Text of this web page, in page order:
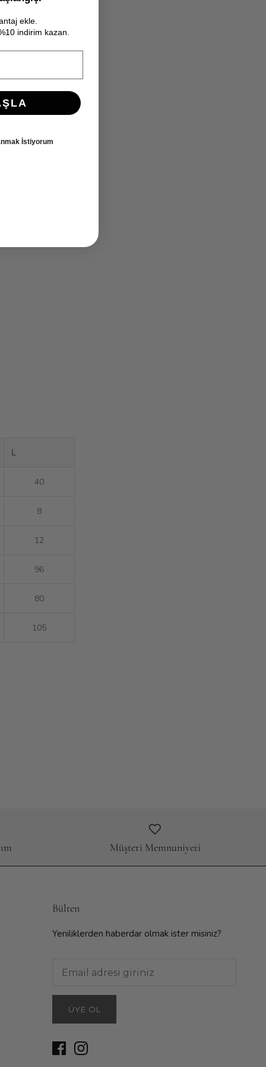
L
40
8
12
96
80
105
Müşteri Memnuniyeti
Bülten
Yeniliklerden haberdar olmak ister misiniz?
ÜYE OL
ekle.
indirim kazan.
İstiyorum